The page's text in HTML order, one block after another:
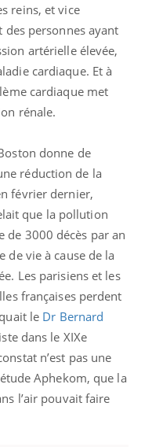
reins, et vice
des personnes ayant
artérielle élevée,
cardiaque. Et à
cardiaque met
rénale.
donne de
réduction de la
février dernier,
que la pollution
de 3000 décès par an
de vie à cause de la
Les parisiens et les
françaises perdent
le Dr Bernard
dans le XIXe
n’est pas une
Aphekom, que la
l’air pouvait faire